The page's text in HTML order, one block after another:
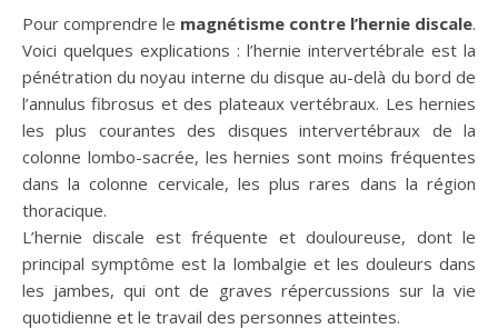
Pour comprendre le magnétisme contre l’hernie discale.
Voici quelques explications : l’hernie intervertébrale est la
pénétration du noyau interne du disque au-delà du bord de
l’annulus fibrosus et des plateaux vertébraux. Les hernies
les plus courantes des disques intervertébraux de la
colonne lombo-sacrée, les hernies sont moins fréquentes
dans la colonne cervicale, les plus rares dans la région
thoracique.
L’hernie discale est fréquente et douloureuse, dont le
principal symptôme est la lombalgie et les douleurs dans
les jambes, qui ont de graves répercussions sur la vie
quotidienne et le travail des personnes atteintes.